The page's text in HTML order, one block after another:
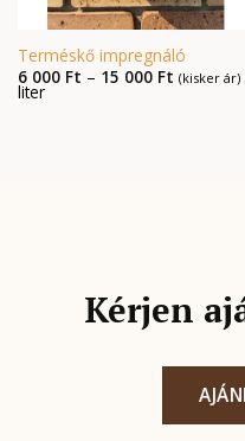
Terméskő impregnáló
6 000 Ft – 15 000 Ft
6
(kisker ár)
liter
Kérjen